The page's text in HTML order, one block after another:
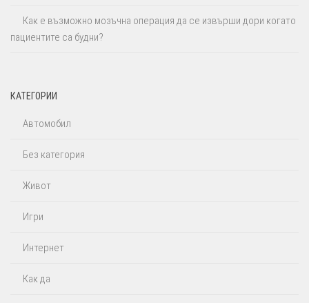
Как е възможно мозъчна операция да се извърши дори когато
пациентите са будни?
КАТЕГОРИИ
Автомобил
Без категория
Живот
Игри
Интернет
Как да